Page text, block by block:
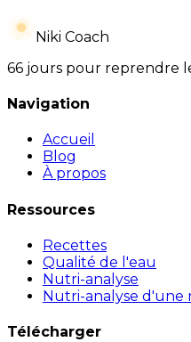
Niki Coach
66 jours pour reprendre
Navigation
Accueil
Blog
À propos
Ressources
Recettes
Qualité de l'eau
Nutri-analyse
Nutri-analyse d'une
Télécharger